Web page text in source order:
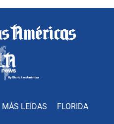
MÁS LEÍDAS FLORIDA